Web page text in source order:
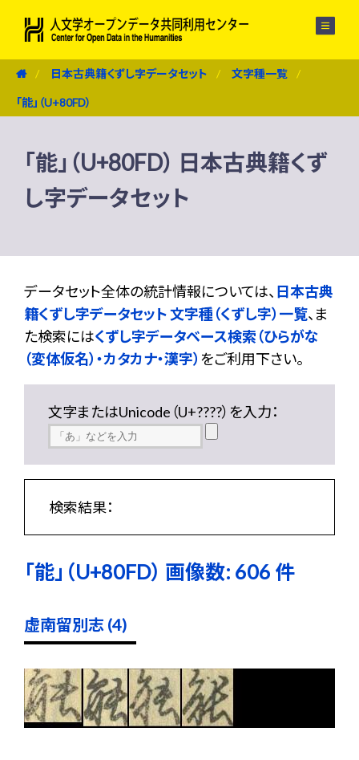
日本古典籍くずし字データセット 文字種一覧
「能」（U+80FD）
「能」（U+80FD） 日本古典籍くず
し字データセット
データセット全体の統計情報については、 日本古典
籍くずし字データセット 文字種（くずし字）一覧、ま
た検索にはくずし字データベース検索（ひらがな
（変体仮名）・カタカナ・漢字） をご利用下さい。
文字またはUnicode（U+????）を入力：
検索結果：
「能」（U+80FD） 画像数: 606 件
虚南留別志 (4)